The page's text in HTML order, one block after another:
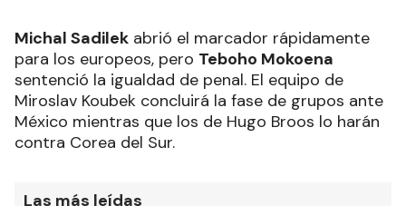
Michal Sadilek abrió el marcador rápidamente
para los europeos, pero Teboho Mokoena
sentenció la igualdad de penal. El equipo de
Miroslav Koubek concluirá la fase de grupos ante
México mientras que los de Hugo Broos lo harán
contra Corea del Sur.
Las más leídas